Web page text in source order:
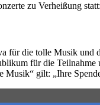
zu Verheißung statt:
für die tolle Musik
für die
Musik“ gilt: „Ihre